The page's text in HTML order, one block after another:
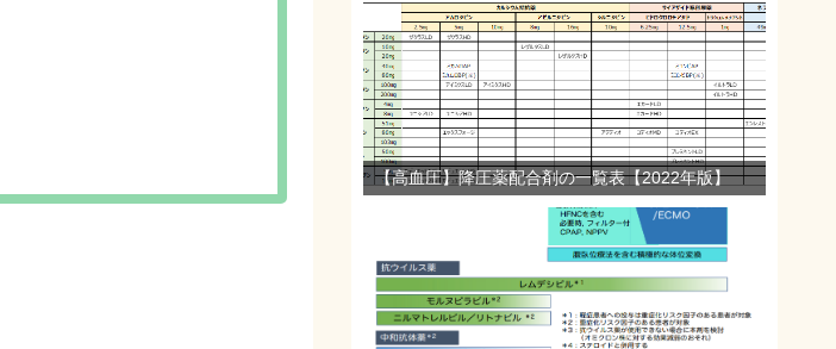
【高血圧】降圧薬配合剤の一覧表【2022年版】